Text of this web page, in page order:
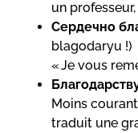
un
Сердечно
blagodaryu !)
« Je vous
Moins
traduit une